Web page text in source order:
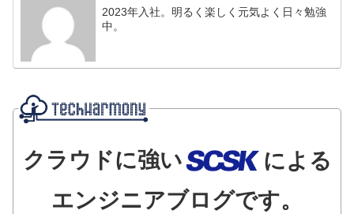
2023年入社。明るく楽しく元気よく日々勉強
中。
クラウドに強い
による
エンジニアブログです。